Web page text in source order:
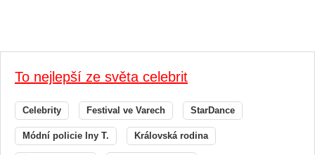
To nejlepší ze světa celebrit
Celebrity Festival ve Varech StarDance
Módní policie Iny T. Královská rodina